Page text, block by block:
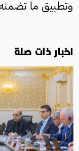
وتطبيق ما
اخبار ذات صلة